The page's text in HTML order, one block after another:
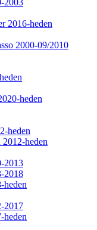
2003
2016-heden
2000-09/2010
heden
heden
heden
2013
2018
heden
2017
heden